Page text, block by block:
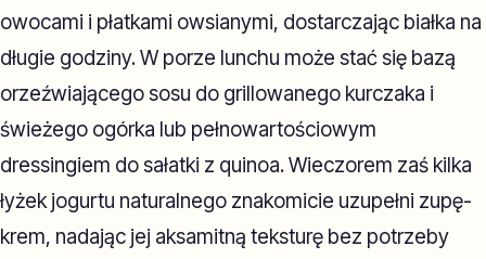
owocami i płatkami owsianymi, dostarczając białka na
długie godziny. W porze lunchu może stać się bazą
orzeźwiającego sosu do grillowanego kurczaka i
świeżego ogórka lub pełnowartościowym
dressingiem do sałatki z quinoa. Wieczorem zaś kilka
łyżek jogurtu naturalnego znakomicie uzupełni zupę-
krem, nadając jej aksamitną teksturę bez potrzeby